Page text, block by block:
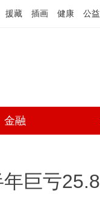
援藏 插画 健康 公益
金融
巨亏